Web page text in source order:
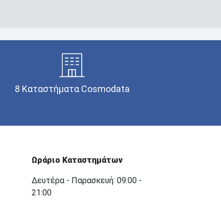
8 Καταστήματα Cosmodata
Ωράριο Καταστημάτων
Δευτέρα - Παρασκευή: 09:00 -
21:00